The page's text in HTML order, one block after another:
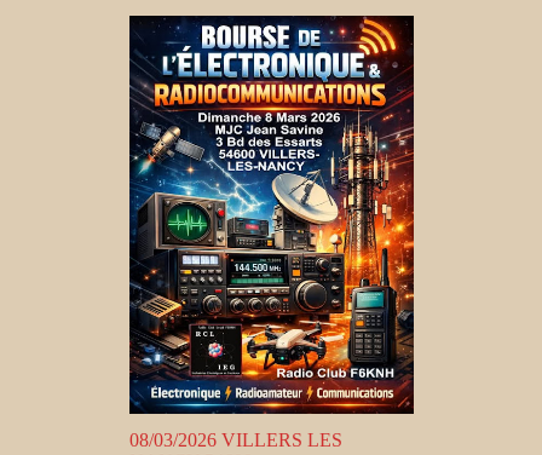
08/03/2026 VILLERS LES